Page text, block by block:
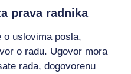
prava radnika
o uslovima posla,
o radu. Ugovor mora
rada, dogovorenu